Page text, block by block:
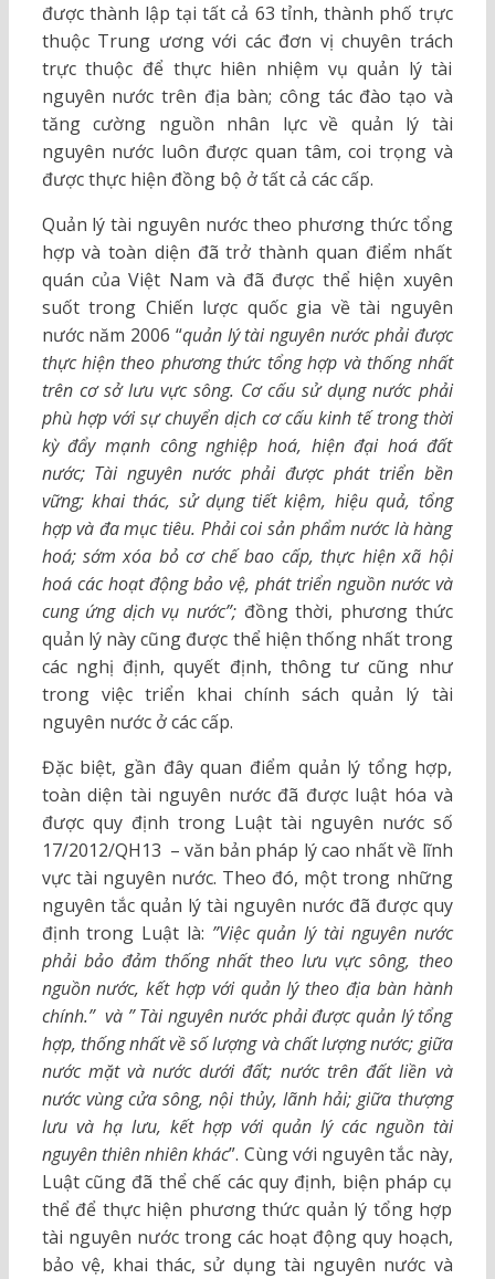
được thành lập tại tất cả 63 tỉnh, thành phố trực
thuộc Trung ương với các đơn vị chuyên trách
trực thuộc để thực hiên nhiệm vụ quản lý tài
nguyên nước trên địa bàn; công tác đào tạo và
tăng cường nguồn nhân lực về quản lý tài
nguyên nước luôn được quan tâm, coi trọng và
được thực hiện đồng bộ ở tất cả các cấp.
Quản lý tài nguyên nước theo phương thức tổng
hợp và toàn diện đã trở thành quan điểm nhất
quán của Việt Nam và đã được thể hiện xuyên
suốt trong Chiến lược quốc gia về tài nguyên
nước năm 2006 “quản lý tài nguyên nước phải được
thực hiện theo phương thức tổng hợp và thống nhất
trên cơ sở lưu vực sông. Cơ cấu sử dụng nước phải
phù hợp với sự chuyển dịch cơ cấu kinh tế trong thời
kỳ đẩy mạnh công nghiệp hoá, hiện đại hoá đất
nước; Tài nguyên nước phải được phát triển bền
vững; khai thác, sử dụng tiết kiệm, hiệu quả, tổng
hợp và đa mục tiêu. Phải coi sản phẩm nước là hàng
hoá; sớm xóa bỏ cơ chế bao cấp, thực hiện xã hội
hoá các hoạt động bảo vệ, phát triển nguồn nước và
cung ứng dịch vụ nước”; đồng thời, phương thức
quản lý này cũng được thể hiện thống nhất trong
các nghị định, quyết định, thông tư cũng như
trong việc triển khai chính sách quản lý tài
nguyên nước ở các cấp.
Đặc biệt, gần đây quan điểm quản lý tổng hợp,
toàn diện tài nguyên nước đã được luật hóa và
được quy định trong Luật tài nguyên nước số
17/2012/QH13 – văn bản pháp lý cao nhất về lĩnh
vực tài nguyên nước. Theo đó, một trong những
nguyên tắc quản lý tài nguyên nước đã được quy
định trong Luật là: ”Việc quản lý tài nguyên nước
phải bảo đảm thống nhất theo lưu vực sông, theo
nguồn nước, kết hợp với quản lý theo địa bàn hành
chính.” và ” Tài nguyên nước phải được quản lý tổng
hợp, thống nhất về số lượng và chất lượng nước; giữa
nước mặt và nước dưới đất; nước trên đất liền và
nước vùng cửa sông, nội thủy, lãnh hải; giữa thượng
lưu và hạ lưu, kết hợp với quản lý các nguồn tài
nguyên thiên nhiên khác”. Cùng với nguyên tắc này,
Luật cũng đã thể chế các quy định, biện pháp cụ
thể để thực hiện phương thức quản lý tổng hợp
tài nguyên nước trong các hoạt động quy hoạch,
bảo vệ, khai thác, sử dụng tài nguyên nước và